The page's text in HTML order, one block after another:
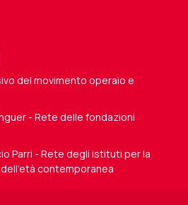
del movimento operaio e
- Rete delle fondazioni
Parri - Rete degli istituti per la
contemporanea